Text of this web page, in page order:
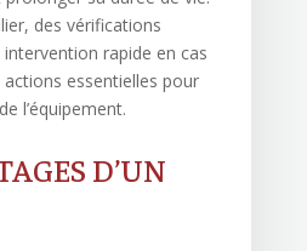
des vérifications
rapide en cas
essentielles pour
l’équipement.
D’UN